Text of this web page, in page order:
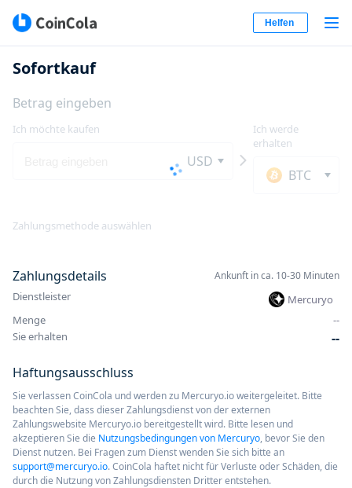
Helfen
Sofortkauf
Betrag eingeben
Ich möchte kaufen
USD
Ich werde
erhalten
BTC
Zahlungsmethode auswählen
Zahlungsdetails Ankunft in ca. 10-30 Minuten
Dienstleister
Mercuryo
Menge
--
Sie erhalten
--
Haftungsausschluss
Sie verlassen CoinCola und werden zu Mercuryo.io weitergeleitet. Bitte
beachten Sie, dass dieser Zahlungsdienst von der externen
Zahlungswebsite Mercuryo.io bereitgestellt wird. Bitte lesen und
akzeptieren Sie die Nutzungsbedingungen von Mercuryo, bevor Sie den
Dienst nutzen. Bei Fragen zum Dienst wenden Sie sich bitte an
support@mercuryo.io. CoinCola haftet nicht für Verluste oder Schäden, die
durch die Nutzung von Zahlungsdiensten Dritter entstehen.